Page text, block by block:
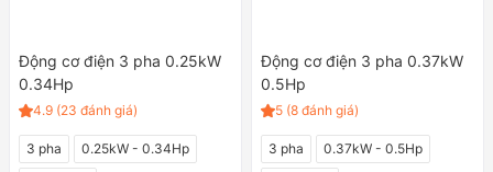
Động cơ điện 3 pha 0.25kW
0.34Hp
4.9 (23 đánh giá)
3 pha
0.25kW - 0.34Hp
Động cơ điện 3 pha 0.37kW
0.5Hp
5 (8 đánh giá)
3 pha
0.37kW - 0.5Hp